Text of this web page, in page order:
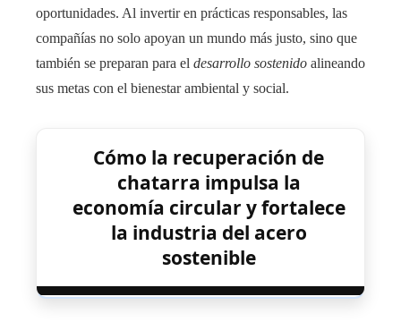
oportunidades. Al invertir en prácticas responsables, las
compañías no solo apoyan un mundo más justo, sino que
también se preparan para el desarrollo sostenido alineando
sus metas con el bienestar ambiental y social.
Cómo la recuperación de
chatarra impulsa la
economía circular y fortalece
la industria del acero
sostenible